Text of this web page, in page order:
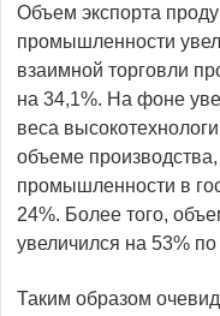
Объем экспорта
промышленности
взаимной торговли
на 34,1%. На фоне
веса
объеме производства,
промышленности в
24%. Более того,
увеличился на 53%
Таким образом